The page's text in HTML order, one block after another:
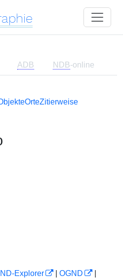
ADB NDB-online
OrteZitierweise
Explorer OGND